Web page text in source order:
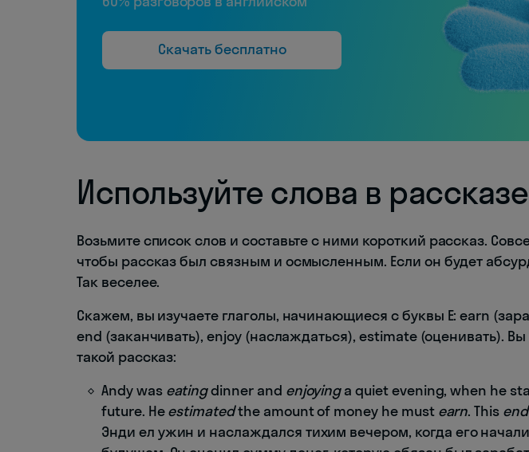
Скачать бесплатно
Используйте слова в рассказе
Возьмите список слов и составьте с ними короткий рассказ.
чтобы рассказ был связным и осмысленным. Если он будет
Так веселее.
Скажем, вы изучаете глаголы, начинающиеся с буквы E: earn
end (заканчивать), enjoy (наслаждаться), estimate (оценивать).
такой рассказ:
Andy was eatingdinner and enjoyinga quiet evening, when he
future. Heestimatedthe amount of money he must earn. This
Энди ел ужин и наслаждался тихим вечером, когда его